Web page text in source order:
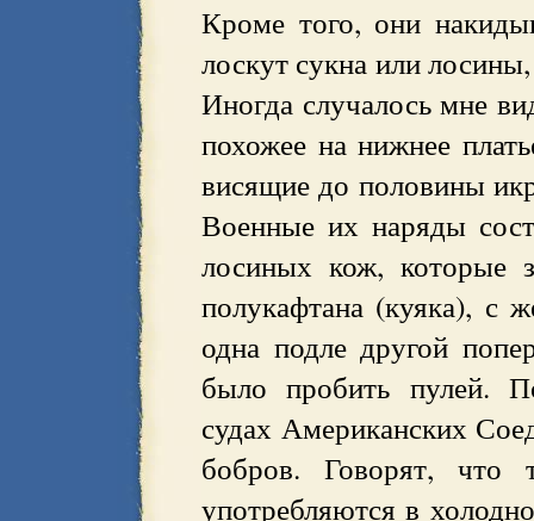
Кроме того, они
лоскут сукна или
Иногда случалось мне
похожее на нижнее
висящие до половины
Военные их наряды
лосиных кож, которые
полукафтана (куяка), с
одна подле другой
было пробить пулей.
судах Американских
бобров. Говорят, что
употребляются в